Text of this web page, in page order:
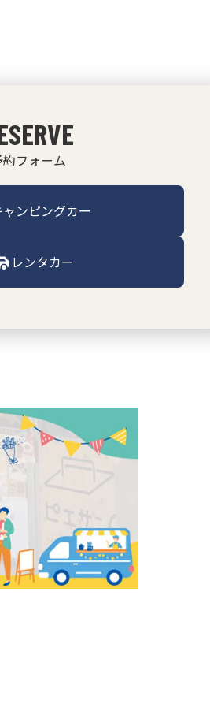
フォーム
ンピングカー
レンタカー